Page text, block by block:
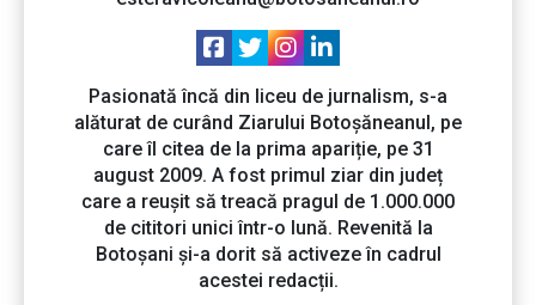
Pasionată încă din liceu de jurnalism, s-a
alăturat de curând Ziarului Botoșăneanul, pe
care îl citea de la prima apariție, pe 31
august 2009. A fost primul ziar din județ
care a reușit să treacă pragul de 1.000.000
de cititori unici într-o lună. Revenită la
Botoșani și-a dorit să activeze în cadrul
acestei redacții.